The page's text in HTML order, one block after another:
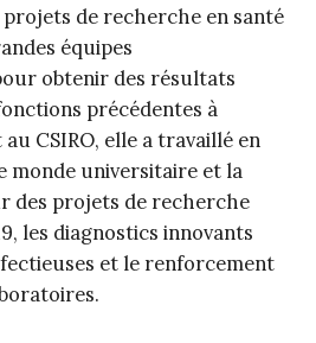
de recherche en santé
équipes
obtenir des résultats
précédentes à
CSIRO, elle a travaillé en
monde universitaire et la
des projets de recherche
les diagnostics innovants
et le renforcement